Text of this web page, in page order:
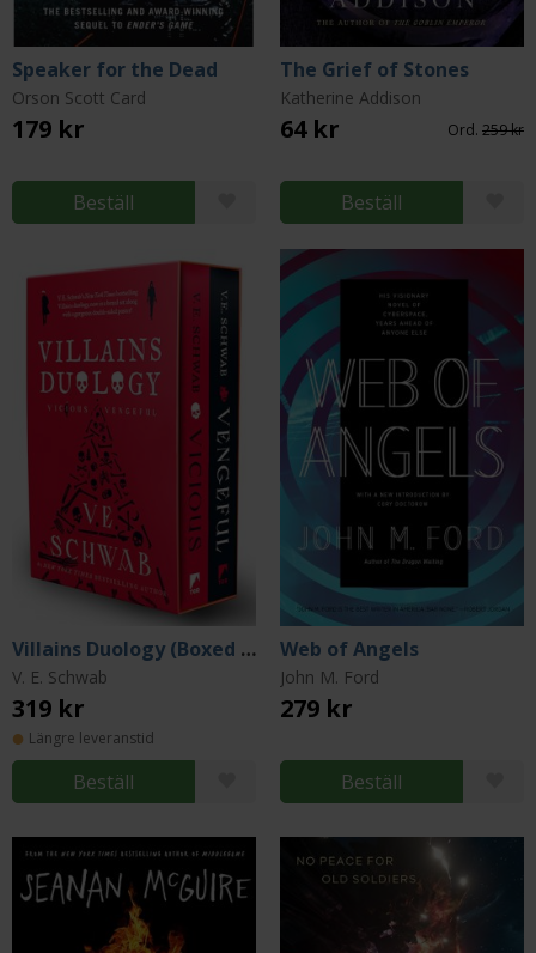
Speaker for the Dead
Orson Scott Card
179 kr
Beställ
The Grief of Stones
Katherine Addison
64 kr Ord. 259 kr
Beställ
Villains Duology (Boxed Set)
V. E. Schwab
319 kr
Längre leveranstid
Beställ
Web of Angels
John M. Ford
279 kr
Beställ